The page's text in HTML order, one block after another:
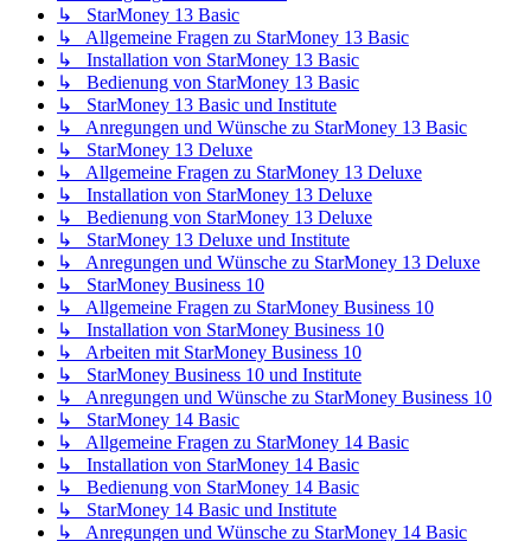
↳ StarMoney 13 Basic
↳ Allgemeine Fragen zu StarMoney 13 Basic
↳ Installation von StarMoney 13 Basic
↳ Bedienung von StarMoney 13 Basic
↳ StarMoney 13 Basic und Institute
↳ Anregungen und Wünsche zu StarMoney 13 Basic
↳ StarMoney 13 Deluxe
↳ Allgemeine Fragen zu StarMoney 13 Deluxe
↳ Installation von StarMoney 13 Deluxe
↳ Bedienung von StarMoney 13 Deluxe
↳ StarMoney 13 Deluxe und Institute
↳ Anregungen und Wünsche zu StarMoney 13 Deluxe
↳ StarMoney Business 10
↳ Allgemeine Fragen zu StarMoney Business 10
↳ Installation von StarMoney Business 10
↳ Arbeiten mit StarMoney Business 10
↳ StarMoney Business 10 und Institute
↳ Anregungen und Wünsche zu StarMoney Business 10
↳ StarMoney 14 Basic
↳ Allgemeine Fragen zu StarMoney 14 Basic
↳ Installation von StarMoney 14 Basic
↳ Bedienung von StarMoney 14 Basic
↳ StarMoney 14 Basic und Institute
↳ Anregungen und Wünsche zu StarMoney 14 Basic